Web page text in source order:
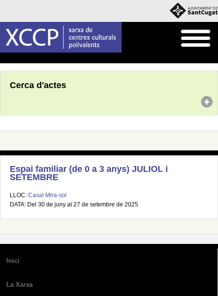
Cerca d'actes
Espai familiar (de 0 a 3 anys) JULIOL i
SETEMBRE
LLOC: Casal Mira-sol
DATA: Del 30 de juny al 27 de setembre de 2025
Inici
La Xarxa